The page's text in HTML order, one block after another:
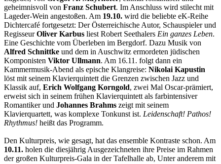
geheimnisvoll von Franz Schubert. Im Anschluss wird stilecht mit
Lageder-Wein angestoßen. Am 19.10. wird die beliebte eK-Reihe
Dichtercafé fortgesetzt: Der Österreichische Autor, Schauspieler und
RegisseurOliver Karbus liest Robert Seethalers Ein ganzes Leben.
Eine Geschichte vom Überleben im Bergdorf. Dazu Musik von
Alfred Schnittke und dem in Auschwitz ermordeten jüdischen
Komponisten Viktor Ullmann. Am 16.11. folgt dann ein
Kammermusik-Abend als epische Klangreise: Nikolai Kapustin
löst mit seinem Klavierquintett die Grenzen zwischen Jazz und
Klassik auf, Erich Wolfgang Korngold, zwei Mal Oscar-prämiert,
erweist sich in seinem frühen Klavierquintett als farbintensiver
Romantiker und Johannes Brahms zeigt mit seinem
Klavierquartett, was komplexe Tonkunst ist. Leidenschaft! Pathos!
Rhythmus! heißt das Programm.
Den Kulturpreis, wie gesagt, hat das ensemble Kontraste schon. Am
10.11. holen die diesjährig Ausgezeichneten ihre Preise im Rahmen
der großen Kulturpreis-Gala in der Tafelhalle ab, Unter anderem mit